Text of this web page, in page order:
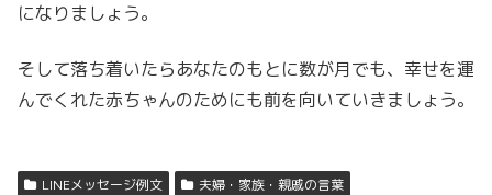
になりましょう。
そして落ち着いたらあなたのもとに数が月でも、幸せを運
んでくれた赤ちゃんのためにも前を向いていきましょう。
LINEメッセージ例文
夫婦・家族・親戚の言葉